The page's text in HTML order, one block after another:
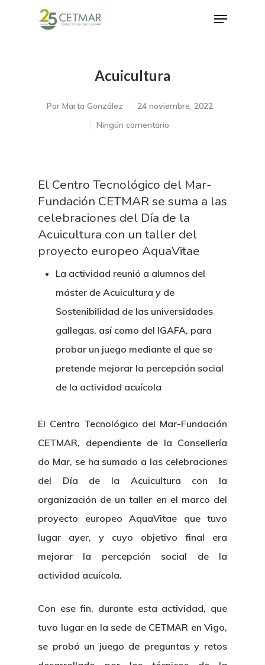
Hit enter to search or ESC to close
Acuicultura
Por Marta González
24 noviembre, 2022
Ningún comentario
El Centro Tecnológico del Mar-
Fundación CETMAR se suma a las
celebraciones del Día de la
Acuicultura con un taller del
proyecto europeo AquaVitae
La actividad reunió a alumnos del
máster de Acuicultura y de
Sostenibilidad de las universidades
gallegas, así como del IGAFA, para
probar un juego mediante el que se
pretende mejorar la percepción social
de la actividad acuícola
El Centro Tecnológico del Mar-Fundación
CETMAR, dependiente de la Consellería
do Mar, se ha sumado a las celebraciones
del Día de la Acuicultura con la
organización de un taller en el marco del
proyecto europeo AquaVitae que tuvo
lugar ayer, y cuyo objetivo final era
mejorar la percepción social de la
actividad acuícola.
Con ese fin, durante esta actividad, que
tuvo lugar en la sede de CETMAR en Vigo,
se probó un juego de preguntas y retos